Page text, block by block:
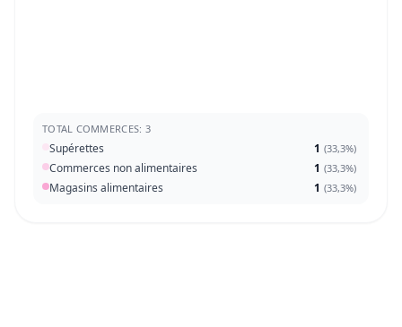
TOTAL COMMERCES: 3
Supérettes 1 (33,3%)
Commerces non alimentaires 1 (33,3%)
Magasins alimentaires 1 (33,3%)